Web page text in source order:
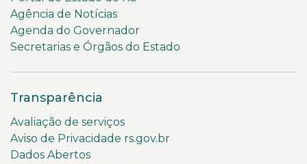
Agência de Notícias
Agenda do Governador
Secretarias e Órgãos do Estado
Transparência
Avaliação de serviços
Aviso de Privacidade rs.gov.br
Dados Abertos